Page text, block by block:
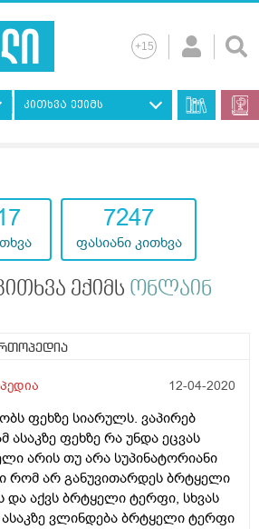
კითხვა ექიმს
7247
ფასიანი კითხვა
ექიმს ონლაინ
12-04-2020
ფეხზე სიარულს. ვაპირებ
ასაკზე ფეხზე რა უნდა ეცვას
არის თუ არა სუპინატორიანი
რომ არ განუვითარდეს ბრტყელი
აქვს ბრტყელი ტერფი, სხვას
ასაკზე ვლინდება ბრტყელი ტერფი